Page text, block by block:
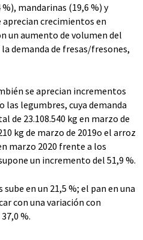
mandarinas (19,6 %) y
aprecian crecimientos en
un aumento de volumen del
demanda de fresas/fresones,
se aprecian incrementos
las legumbres, cuya demanda
de 23.108.540 kg en marzo de
kg de marzo de 2019o el arroz
marzo 2020 frente a los
un incremento del 51,9 %.
en un 21,5 %; el pan en una
con una variación con
%.